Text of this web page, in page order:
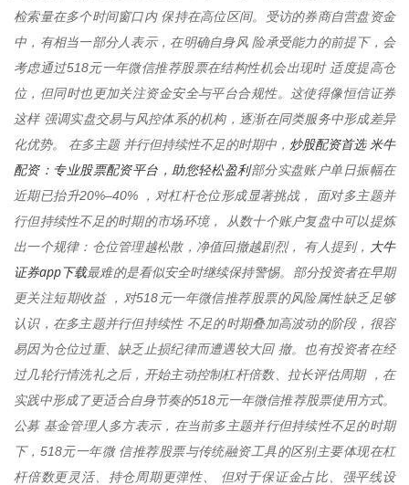
检索量在多个时间窗口内 保持在高位区间。受访的券商自营盘资金
中，有相当一部分人表示，在明确自身风 险承受能力的前提下，会
考虑通过518元一年微信推荐股票在结构性机会出现时 适度提高仓
位，但同时也更加关注资金安全与平台合规性。这使得像恒信证券
这样 强调实盘交易与风控体系的机构，逐渐在同类服务中形成差异
化优势。 在多主题 并行但持续性不足的时期中， 炒股配资首选 米牛
配资：专业股票配资平台，助您轻松盈利部分实盘账户单日振幅在
近期已抬升20%–40% ，对杠杆仓位形成显著挑战， 面对多主题并
行但持续性不足的时期的市场环境， 从数十个账户复盘中可以提炼
出一个规律：仓位管理越松散，净值回撤越剧烈， 有人提到， 大牛
证券app下载最难的是看似安全时继续保持警惕。部分投资者在早期
更关注短期收益 ，对518元一年微信推荐股票的风险属性缺乏足够
认识，在多主题并行但持续性 不足的时期叠加高波动的阶段，很容
易因为仓位过重、缺乏止损纪律而遭遇较大回 撤。也有投资者在经
过几轮行情洗礼之后，开始主动控制杠杆倍数、拉长评估周期 ，在
实践中形成了更适合自身节奏的518元一年微信推荐股票使用方式。
公募 基金管理人多方表示，在当前多主题并行但持续性不足的时期
下，518元一年微 信推荐股票与传统融资工具的区别主要体现在杠
杆倍数更灵活、持仓周期更弹性、 但对于保证金占比、强平线设